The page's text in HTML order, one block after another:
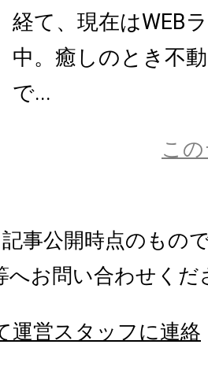
経て、現在はWEB
中。癒しのとき不
で...
こ
事公開時点のもの
へお問い合わせくだ
運営スタッフに連絡